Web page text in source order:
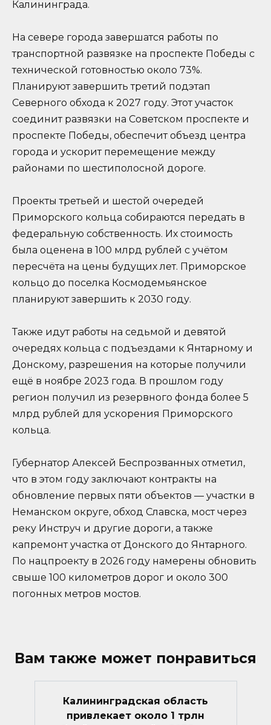
Калининграда.
На севере города завершатся работы по
транспортной развязке на проспекте Победы с
технической готовностью около 73%.
Планируют завершить третий подэтап
Северного обхода к 2027 году. Этот участок
соединит развязки на Советском проспекте и
проспекте Победы, обеспечит объезд центра
города и ускорит перемещение между
районами по шестиполосной дороге.
Проекты третьей и шестой очередей
Приморского кольца собираются передать в
федеральную собственность. Их стоимость
была оценена в 100 млрд рублей с учётом
пересчёта на цены будущих лет. Приморское
кольцо до поселка Космодемьянское
планируют завершить к 2030 году.
Также идут работы на седьмой и девятой
очередях кольца с подъездами к Янтарному и
Донскому, разрешения на которые получили
ещё в ноябре 2023 года. В прошлом году
регион получил из резервного фонда более 5
млрд рублей для ускорения Приморского
кольца.
Губернатор Алексей Беспрозванных отметил,
что в этом году заключают контракты на
обновление первых пяти объектов — участки в
Неманском округе, обход Славска, мост через
реку Инструч и другие дороги, а также
капремонт участка от Донского до Янтарного.
По нацпроекту в 2026 году намерены обновить
свыше 100 километров дорог и около 300
погонных метров мостов.
Вам также может понравиться
Калининградская область
привлекает около 1 трлн